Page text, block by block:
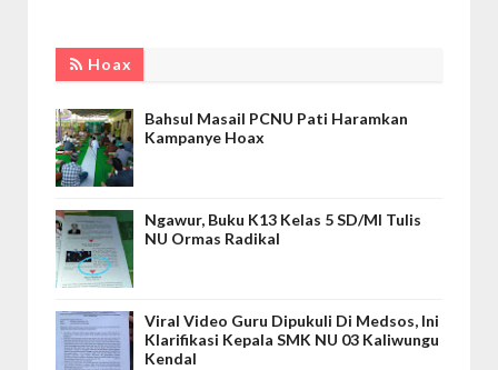
Hoax
Bahsul Masail PCNU Pati Haramkan
Kampanye Hoax
Ngawur, Buku K13 Kelas 5 SD/MI Tulis
NU Ormas Radikal
Viral Video Guru Dipukuli Di Medsos, Ini
Klarifikasi Kepala SMK NU 03 Kaliwungu
Kendal